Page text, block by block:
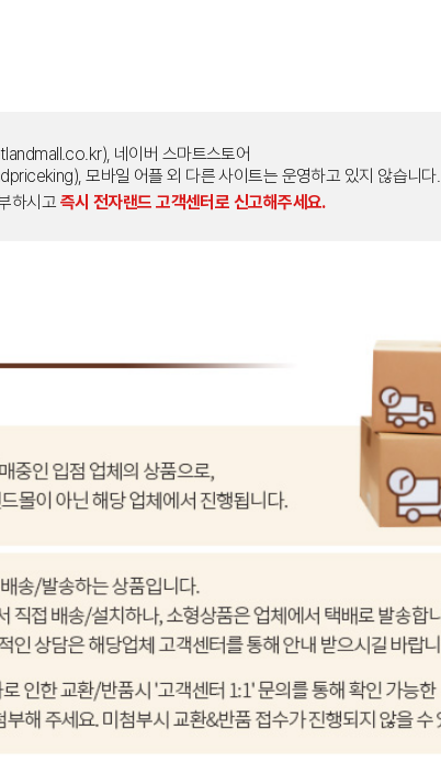
네이버 스마트스토어
모바일 어플 외 다른 사이트는 운영하고 있지 않습니다.
하시고 즉시 전자랜드 고객센터로 신고해주세요.